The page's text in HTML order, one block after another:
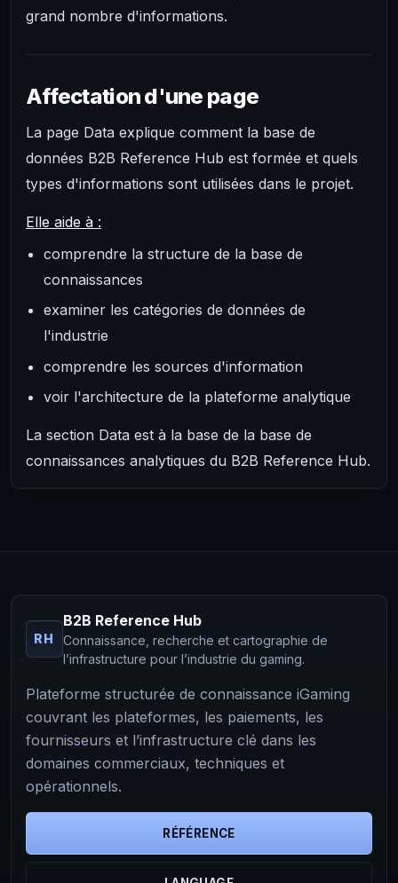
grand nombre d'informations.
Affectation d'une page
La page Data explique comment la base de
données B2B Reference Hub est formée et quels
types d'informations sont utilisées dans le projet.
Elle aide à :
comprendre la structure de la base de
connaissances
examiner les catégories de données de
l'industrie
comprendre les sources d'information
voir l'architecture de la plateforme analytique
La section Data est à la base de la base de
connaissances analytiques du B2B Reference Hub.
RH
B2B Reference Hub
Connaissance, recherche et cartographie de
l’infrastructure pour l’industrie du gaming.
Plateforme structurée de connaissance iGaming
couvrant les plateformes, les paiements, les
fournisseurs et l’infrastructure clé dans les
domaines commerciaux, techniques et
opérationnels.
RÉFÉRENCE